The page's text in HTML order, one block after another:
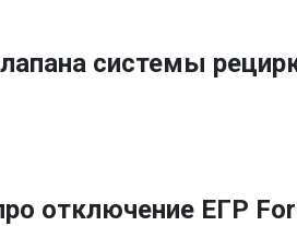
системы
отключение ЕГР